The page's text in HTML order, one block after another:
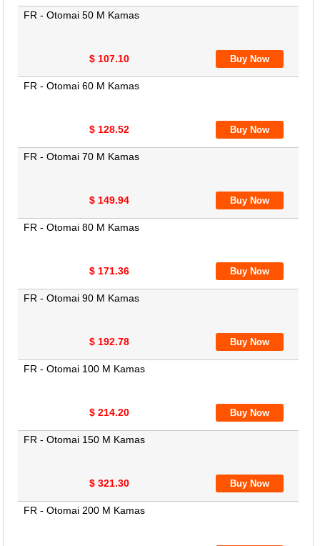
FR - Otomai 50 M Kamas
$ 107.10
FR - Otomai 60 M Kamas
$ 128.52
FR - Otomai 70 M Kamas
$ 149.94
FR - Otomai 80 M Kamas
$ 171.36
FR - Otomai 90 M Kamas
$ 192.78
FR - Otomai 100 M Kamas
$ 214.20
FR - Otomai 150 M Kamas
$ 321.30
FR - Otomai 200 M Kamas